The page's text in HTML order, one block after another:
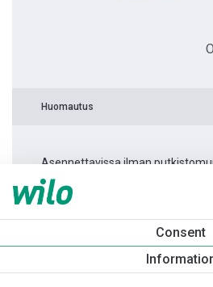
Consent
Huomautus
Asennettavissa ilman
Tuotetietoa